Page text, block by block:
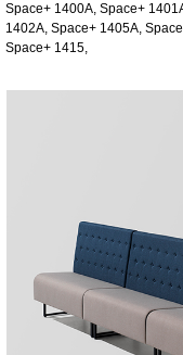
Space+ 1400A, Space+
1402A, Space+ 1405A,
Space+ 1415,